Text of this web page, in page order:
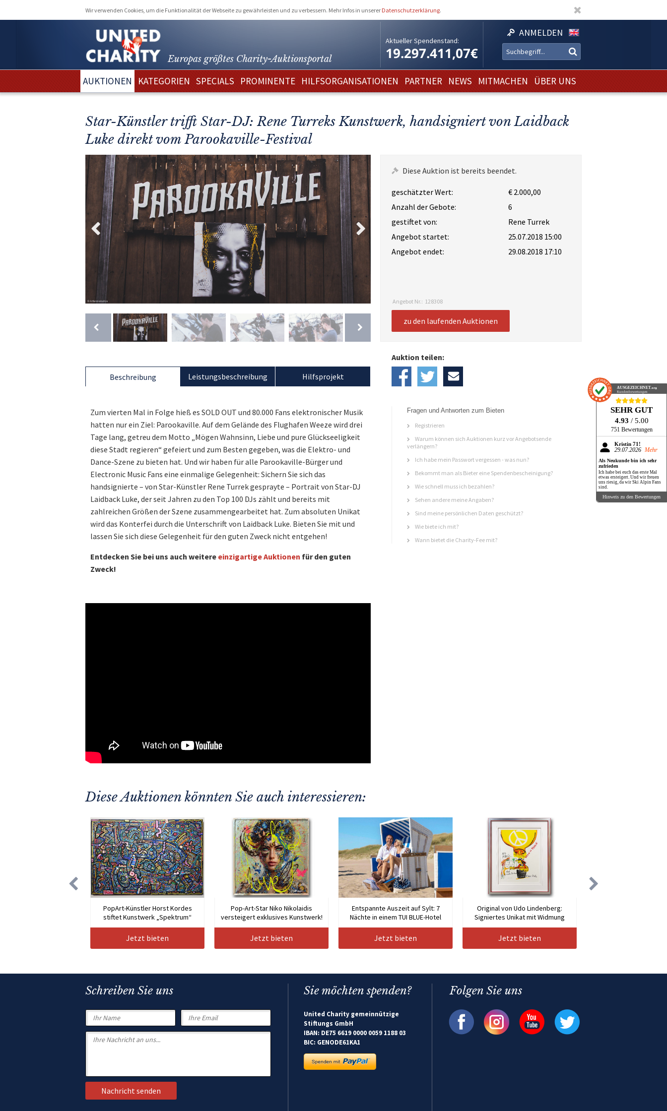
Wir verwenden Cookies, um die Funktionalität der Webseite zu gewährleisten und zu verbessern. Mehr Infos in unserer Datenschutzerklärung.
Europas größtes Charity-Auktionsportal
Aktueller Spendenstand:
19.297.411,07€
ANMELDEN
AUKTIONEN KATEGORIEN SPECIALS PROMINENTE HILFSORGANISATIONEN PARTNER NEWS MITMACHEN ÜBER UNS
Star-Künstler trifft Star-DJ: Rene Turreks Kunstwerk, handsigniert von Laidback
Luke direkt vom Parookaville-Festival
Diese Auktion ist bereits beendet.
geschätzter Wert:
€ 2.000,00
Anzahl der Gebote:
6
gestiftet von:
Rene Turrek
Angebot startet:
25.07.2018 15:00
Angebot endet:
29.08.2018 17:10
Angebot Nr.: 128308
zu den laufenden Auktionen
Beschreibung
Zum vierten Mal in Folge hieß es SOLD OUT und 80.000 Fans elektronischer Musik
hatten nur ein Ziel: Parookaville. Auf dem Gelände des Flughafen Weeze wird drei
Tage lang, getreu dem Motto „Mögen Wahnsinn, Liebe und pure Glückseeligkeit
diese Stadt regieren“ gefeiert und zum Besten gegeben, was die Elektro- und
Dance-Szene zu bieten hat. Und wir haben für alle Parookaville-Bürger und
Electronic Music Fans eine einmalige Gelegenheit: Sichern Sie sich das
handsignierte – von Star-Künstler Rene Turrek gesprayte – Portrait von Star-DJ
Laidback Luke, der seit Jahren zu den Top 100 DJs zählt und bereits mit
zahlreichen Größen der Szene zusammengearbeitet hat. Zum absoluten Unikat
wird das Konterfei durch die Unterschrift von Laidback Luke. Bieten Sie mit und
lassen Sie sich diese Gelegenheit für den guten Zweck nicht entgehen!
Entdecken Sie bei uns auch weitere einzigartige Auktionen für den guten
Zweck!
Leistungsbeschreibung Hilfsprojekt
Auktion teilen:
Fragen und Antworten zum Bieten
Registrieren
Warum können sich Auktionen kurz vor Angebotsende
verlängern?
Ich habe mein Passwort vergessen - was nun?
Bekommt man als Bieter eine Spendenbescheinigung?
Wie schnell muss ich bezahlen?
Sehen andere meine Angaben?
Sind meine persönlichen Daten geschützt?
Wie biete ich mit?
Wann bietet die Charity-Fee mit?
Diese Auktionen könnten Sie auch interessieren:
PopArt-Künstler Horst Kordes
stiftet Kunstwerk „Spektrum“
Jetzt bieten
Pop-Art-Star Niko Nikolaidis
versteigert exklusives Kunstwerk!
Jetzt bieten
Entspannte Auszeit auf Sylt: 7
Nächte in einem TUI BLUE-Hotel
Jetzt bieten
Original von Udo Lindenberg:
Signiertes Unikat mit Widmung
Jetzt bieten
Schreiben Sie uns Sie möchten spenden?
United Charity gemeinnützige
Stiftungs GmbH
IBAN: DE75 6619 0000 0059 1188 03
BIC: GENODE61KA1
Folgen Sie uns
AUSGEZEICHNET.org
Kundenbewertungen
SEHR GUT
4.93 / 5.00
751 Bewertungen
Kristin 71!
29.07.2026 Mehr
Als Neukunde bin ich sehr
zufrieden
Ich habe bei euch das erste Mal
etwas ersteigert. Und wir freuen
uns riesig, da wir Ski Alpin Fans
sind.
Hinweis zu den Bewertungen